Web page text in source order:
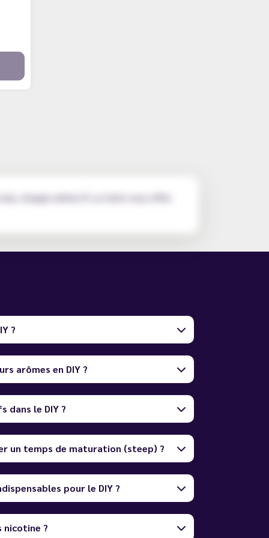
chaque arôme À La Carte vous offre
?
arômes en DIY ?
dans le DIY ?
un temps de maturation (steep) ?
pour le DIY ?
nicotine ?